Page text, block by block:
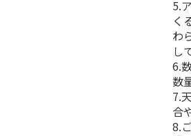
5.
く
わ
し
6.
数
7.
合
8.